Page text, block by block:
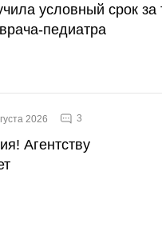
условный срок за
педиатра
2026 3
Агентству